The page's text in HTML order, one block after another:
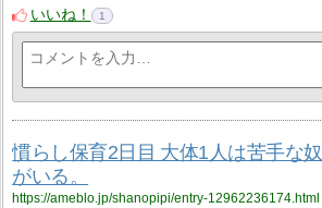
いいね！
1
慣らし保育2日目 大体1人は苦手な奴
がいる。
https://ameblo.jp/shanopipi/entry-12962236174.html